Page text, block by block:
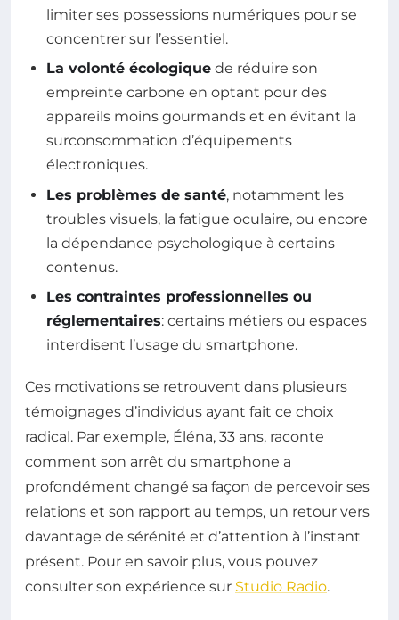
limiter ses possessions numériques pour se
concentrer sur l’essentiel.
La volonté écologique de réduire son
empreinte carbone en optant pour des
appareils moins gourmands et en évitant la
surconsommation d’équipements
électroniques.
Les problèmes de santé, notamment les
troubles visuels, la fatigue oculaire, ou encore
la dépendance psychologique à certains
contenus.
Les contraintes professionnelles ou
réglementaires: certains métiers ou espaces
interdisent l’usage du smartphone.
Ces motivations se retrouvent dans plusieurs
témoignages d’individus ayant fait ce choix
radical. Par exemple, Éléna, 33 ans, raconte
comment son arrêt du smartphone a
profondément changé sa façon de percevoir ses
relations et son rapport au temps, un retour vers
davantage de sérénité et d’attention à l’instant
présent. Pour en savoir plus, vous pouvez
consulter son expérience sur Studio Radio.